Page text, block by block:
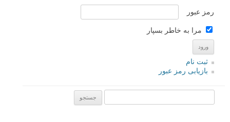
رمز عبور
مرا به خاطر بسپار
ثبت نام
بازیابی رمز عبور